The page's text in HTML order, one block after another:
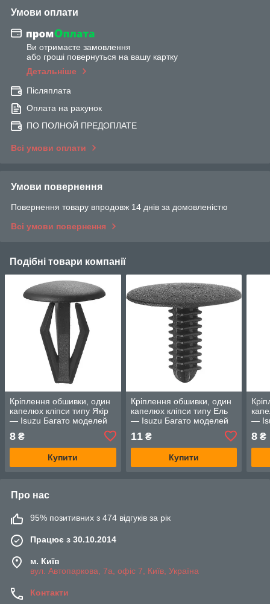
Умови оплати
Ви отримаєте замовлення
або гроші повернуться на вашу картку
Детальніше
Післяплата
Оплата на рахунок
ПО ПОЛНОЙ ПРЕДОПЛАТЕ
Всі умови оплати
Умови повернення
Повернення товару впродовж 14 днів за домовленістю
Всі умови повернення
Подібні товари компанії
Кріплення обшивки, один
капелюх кліпси типу Якір
— Isuzu Багато моделей
8 ₴
Купити
Кріплення обшивки, один
капелюх кліпси типу Ель
— Isuzu Багато моделей
11₴
Купити
—
8 ₴
Про нас
95% позитивних з 474 відгуків за рік
Працює з 30.10.2014
м. Київ
вул. Автопаркова, 7а, офіс 7, Київ, Україна
Контакти